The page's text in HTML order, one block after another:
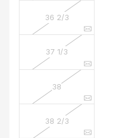
36 2/3
37 1/3
38
38 2/3